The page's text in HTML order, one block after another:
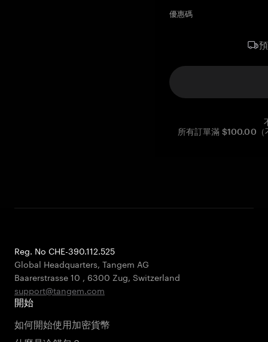
優惠碼
所有訂單滿 $100.00（
Reg. No CHE-390.112.525
Global Headquarters, Tangem AG
Baarerstrasse 10 , 6300 Zug, Switzerland
support@tangem.com
開始
如何開始使用加密貨幣